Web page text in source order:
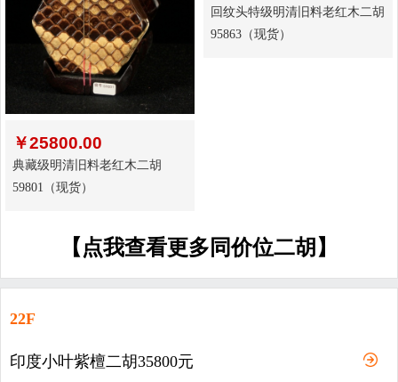
￥25800.00
典藏级明清旧料老红木二胡
59801（现货）
回纹头特级明清旧料老红木二胡
95863（现货）
【点我查看更多同价位二胡】
22F
印度小叶紫檀二胡35800元